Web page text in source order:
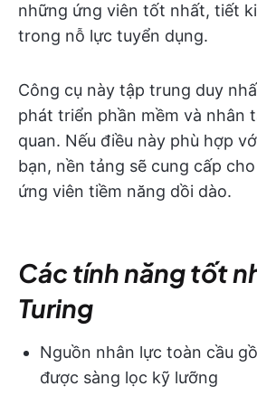
những ứng viên tốt nhất, tiết
trong nỗ lực tuyển dụng.
Công cụ này tập trung duy
phát triển phần mềm và nhân
quan. Nếu điều này phù hợp
bạn, nền tảng sẽ cung cấp
ứng viên tiềm năng dồi dào.
Các tính năng tốt
Turing
Nguồn nhân lực toàn cầu
được sàng lọc kỹ lưỡng